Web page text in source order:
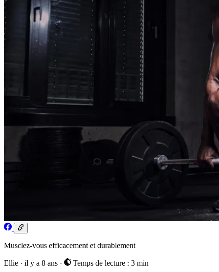
Musclez-vous efficacement et durablement
Ellie · il y a 8 ans · Temps de lecture : 3 min